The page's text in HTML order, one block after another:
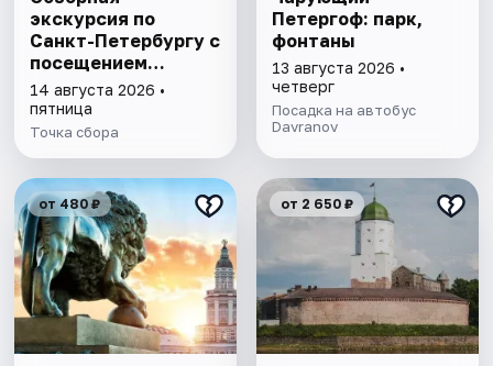
экскурсия по
Санкт-Петербургу с
посещением
Исаакиевского
собора
14 августа 2026 •
пятница
Точка сбора
Петергоф: парк,
фонтаны
13 августа 2026 •
четверг
Посадка на автобус
Davranov
от 480 ₽ от 2 650 ₽